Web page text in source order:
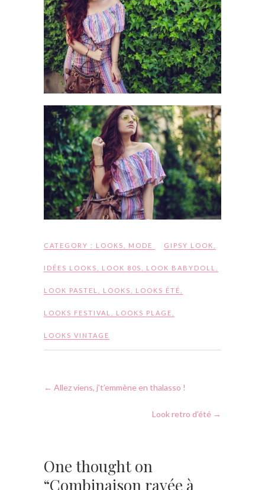
CATEGORY : LOOKS MODE GIPSY LOOK
IDÉES LOOKS LOOK 80S LOOK BABYDOLL
LOOK PASTEL LOOKS LOOKS ÉTÉ
LOOKS FESTIVAL LOOKS PLAGE
LOOKS VINTAGE
← Allez viens, j’t’emmène en thalasso !
Look retro d’été →
One thought on
“Combinaison rayée à